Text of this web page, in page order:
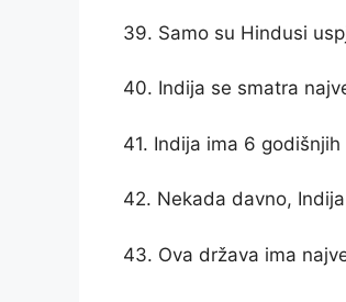
39. Samo su Hindusi
40. Indija se smatra
41. Indija ima 6
42. Nekada davno,
43. Ova država ima